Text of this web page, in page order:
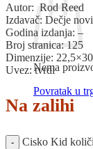
Nema
Povratak u
Autor: Rod Reed
Izdavač: Dečje
Godina izdanja: –
Broj stranica: 125
Dimenzije:
Uvez: tvrdi
Na zalihi
Cisko Kid